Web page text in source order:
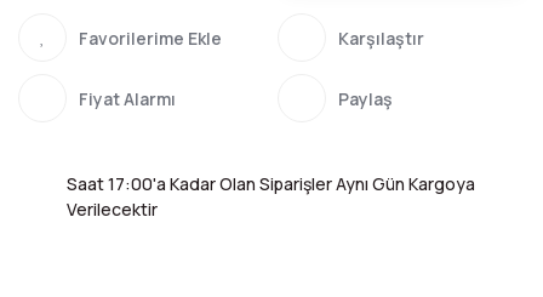
Karşılaştır
Fiyat Alarmı Paylaş
Saat 17:00'a Kadar Olan Siparişler Aynı Gün Kargoya
Verilecektir